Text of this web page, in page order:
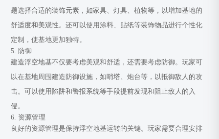
题选择合适的装饰元素，如家具、灯具、植物等，以增加基地的
舒适度和美观性。还可以使用涂料、贴纸等装饰物品进行个性化
定制，使基地更加独特。
5. 防御
建造浮空地基不仅要考虑美观和舒适，还需要考虑防御。玩家可
以在基地周围建造防御设施，如哨塔、炮台等，以抵御敌人的攻
击。可以使用陷阱和警报系统等手段提前发现和阻止敌人的入
侵。
6. 资源管理
良好的资源管理是保持浮空地基运转的关键。玩家需要合理安排